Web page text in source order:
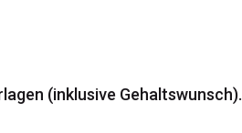
(inklusive Gehaltswunsch).